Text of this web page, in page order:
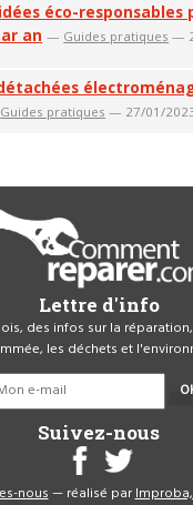
idées éco-
an — Guides pratiques —
Guides pratiques — 27/01/
Lettre d'info
des infos sur la
les déchets et
Suivez-nous
nous— réalisé par